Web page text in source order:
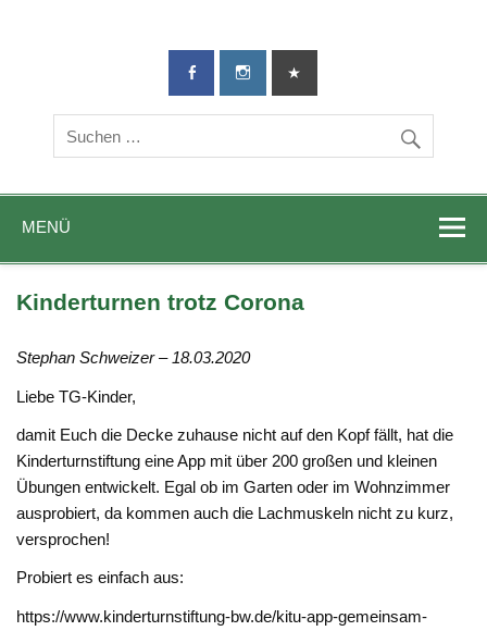
TG-Geislingen
DIE Sportadresse in Geislingen!
MENÜ
Kinderturnen trotz Corona
Stephan Schweizer – 18.03.2020
Liebe TG-Kinder,
damit Euch die Decke zuhause nicht auf den Kopf fällt, hat die
Kinderturnstiftung eine App mit über 200 großen und kleinen
Übungen entwickelt. Egal ob im Garten oder im Wohnzimmer
ausprobiert, da kommen auch die Lachmuskeln nicht zu kurz,
versprochen!
Probiert es einfach aus:
https://www.kinderturnstiftung-bw.de/kitu-app-gemeinsam-